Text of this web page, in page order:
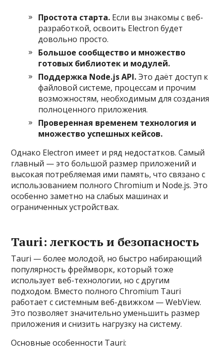
Простота старта. Если вы знакомы с веб-
разработкой, освоить Electron будет
довольно просто.
Большое сообщество и множество
готовых библиотек и модулей.
Поддержка Node.js API.Это даёт доступ к
файловой системе, процессам и прочим
возможностям, необходимым для создания
полноценного приложения.
Проверенная временем технология и
множество успешных кейсов.
Однако Electron имеет и ряд недостатков. Самый
главный — это большой размер приложений и
высокая потребляемая ими память, что связано с
использованием полного Chromium и Node.js. Это
особенно заметно на слабых машинах и
ограниченных устройствах.
Tauri: легкость и безопасность
Tauri — более молодой, но быстро набирающий
популярность фреймворк, который тоже
использует веб-технологии, но с другим
подходом. Вместо полного Chromium Tauri
работает с системным веб-движком — WebView.
Это позволяет значительно уменьшить размер
приложения и снизить нагрузку на систему.
Основные особенности Tauri: